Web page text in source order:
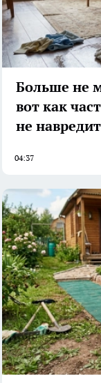
Больше не
вот как
не
04:37